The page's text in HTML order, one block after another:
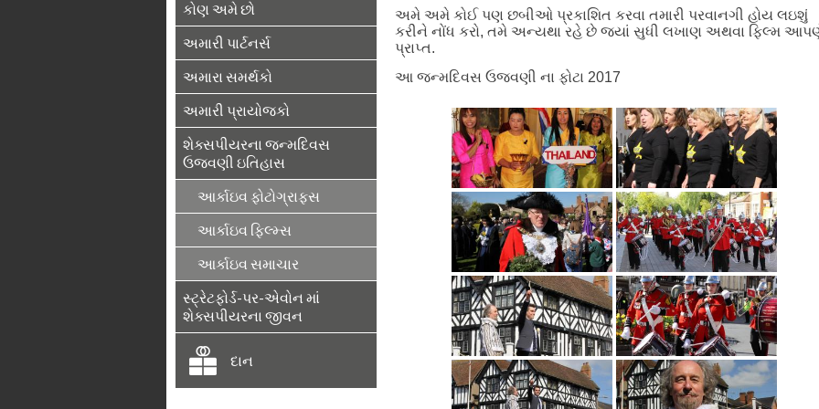
કોણ અમે છો
અમારી પાર્ટનર્સ
અમારા સમર્થકો
અમારી પ્રાયોજકો
શેક્સપીયરના જન્મદિવસ
ઉજવણી ઇતિહાસ
આર્કાઇવ ફોટોગ્રાફ્સ
આર્કાઇવ ફિલ્મ્સ
આર્કાઇવ સમાચાર
સ્ટ્રેટફોર્ડ-પર-એવોન માં
શેક્સપીયરના જીવન
દાન
અમે અમે કોઈ પણ છબીઓ પ્રકાશિત કરવા તમારી પરવાનગી હોય લઇશું
કરીને નોંધ કરો, તમે અન્યથા રહે છે જ્યાં સુધી લખાણ અથવા ફિલ્મ
પ્રાપ્ત.
આ જન્મદિવસ ઉજવણી ના ફોટા 2017